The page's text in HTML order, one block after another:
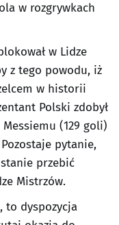
w rozgrywkach
w Lidze
z tego powodu, iż
w historii
Polski zdobył
(129 goli)
pytanie,
przebić
Mistrzów.
to dyspozycja